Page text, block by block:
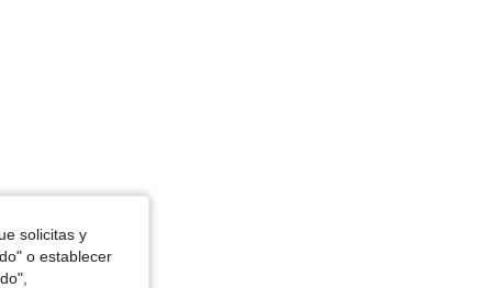
solicitas y
o establecer